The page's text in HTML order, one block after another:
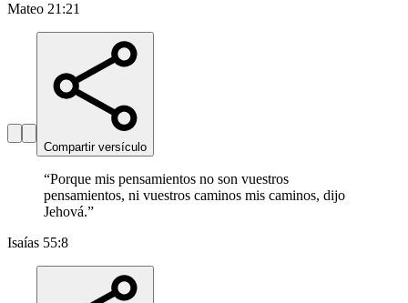
Mateo 21:21
Compartir versículo
“Porque mis pensamientos no son vuestros
pensamientos, ni vuestros caminos mis caminos, dijo
Jehová.”
Isaías 55:8